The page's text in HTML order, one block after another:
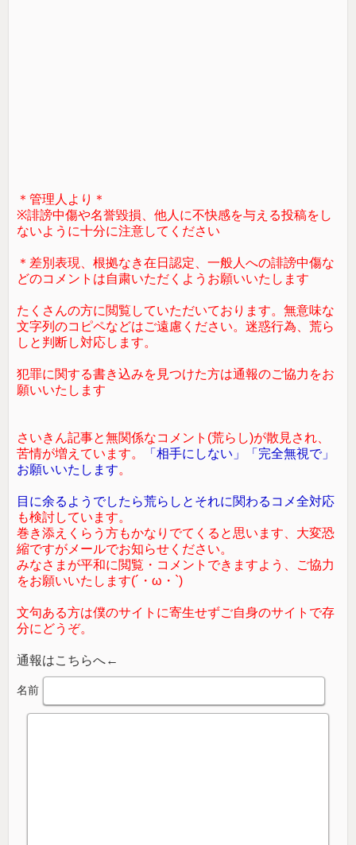
＊管理人より＊
※誹謗中傷や名誉毀損、他人に不快感を与える投稿をし
ないように十分に注意してください
＊差別表現、根拠なき在日認定、一般人への誹謗中傷な
どのコメントは自粛いただくようお願いいたします
たくさんの方に閲覧していただいております。無意味な
文字列のコピペなどはご遠慮ください。迷惑行為、荒ら
しと判断し対応します。
犯罪に関する書き込みを見つけた方は通報のご協力をお
願いいたします
さいきん記事と無関係なコメント(荒らし)が散見され、
苦情が増えています。
「相手にしない」「完全無視で」
お願いいたします。
目に余るようでしたら荒らしとそれに関わるコメ全対応
も検討しています。
巻き添えくらう方もかなりでてくると思います、大変恐
縮ですがメールでお知らせください。
みなさまが平和に閲覧・コメントできますよう、ご協力
をお願いいたします(´・ω・`)
文句ある方は僕のサイトに寄生せずご自身のサイトで存
分にどうぞ。
通報はこちらへ←
名前